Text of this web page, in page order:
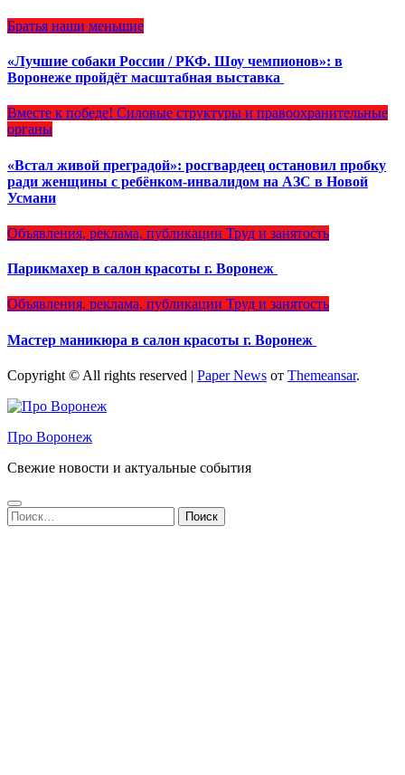
Братья наши меньшие
«Лучшие собаки России / РКФ. Шоу чемпионов»: в
Воронеже пройдёт масштабная выставка
Вместе к победе! Силовые структуры и правоохранительные
органы
«Встал живой преградой»: росгвардеец остановил пробку
ради женщины с ребёнком-инвалидом на АЗС в Новой
Усмани
Объявления, реклама, публикации Труд и занятость
Парикмахер в салон красоты г. Воронеж
Объявления, реклама, публикации Труд и занятость
Мастер маникюра в салон красоты г. Воронеж
Copyright © All rights reserved | Paper News от Themeansar.
Про Воронеж
Свежие новости и актуальные события
Найти: